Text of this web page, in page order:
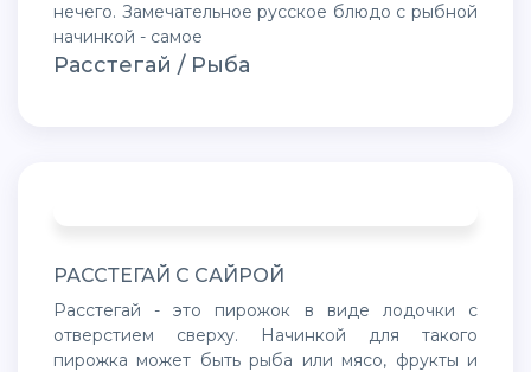
нечего. Замечательное русское блюдо с рыбной
начинкой - самое
Расстегай / Рыба
РАССТЕГАЙ С САЙРОЙ
Расстегай - это пирожок в виде лодочки с
отверстием сверху. Начинкой для такого
пирожка может быть рыба или мясо, фрукты и